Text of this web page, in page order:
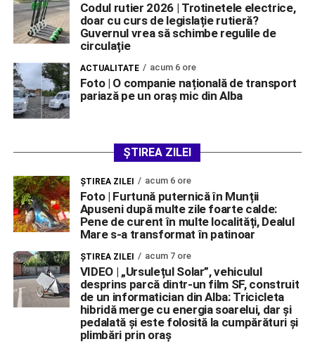
Codul rutier 2026 | Trotinetele electrice,
doar cu curs de legislație rutieră?
Guvernul vrea să schimbe regulile de
circulație
ACTUALITATE acum 6 ore
Foto | O companie națională de transport
pariază pe un oraș mic din Alba
ȘTIREA ZILEI
ŞTIREA ZILEI acum 6 ore
Foto | Furtună puternică în Munții
Apuseni după multe zile foarte calde:
Pene de curent în multe localități, Dealul
Mare s-a transformat în patinoar
ŞTIREA ZILEI acum 7 ore
VIDEO | „Ursulețul Solar”, vehiculul
desprins parcă dintr-un film SF, construit
de un informatician din Alba: Tricicleta
hibridă merge cu energia soarelui, dar și
pedalată și este folosită la cumpărături și
plimbări prin oraș